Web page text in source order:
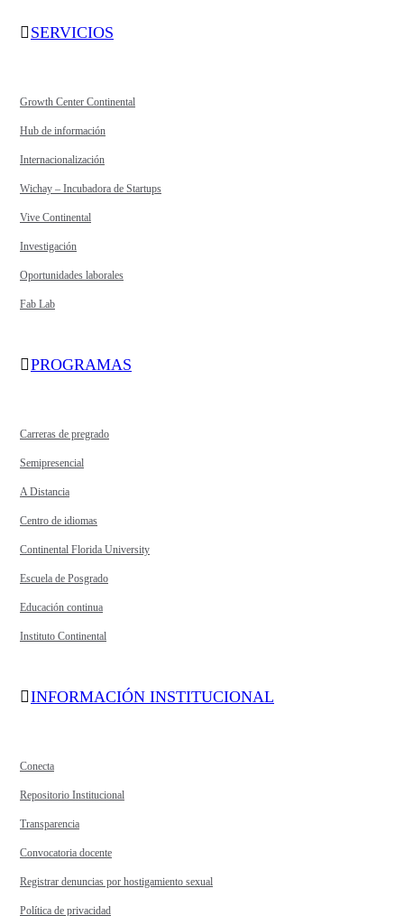
SERVICIOS
Growth Center Continental
Hub de información
Internacionalización
Wichay – Incubadora de Startups
Vive Continental
Investigación
Oportunidades laborales
Fab Lab
PROGRAMAS
Carreras de pregrado
Semipresencial
A Distancia
Centro de idiomas
Continental Florida University
Escuela de Posgrado
Educación continua
Instituto Continental
INFORMACIÓN INSTITUCIONAL
Conecta
Repositorio Institucional
Transparencia
Convocatoria docente
Registrar denuncias por hostigamiento sexual
Política de privacidad